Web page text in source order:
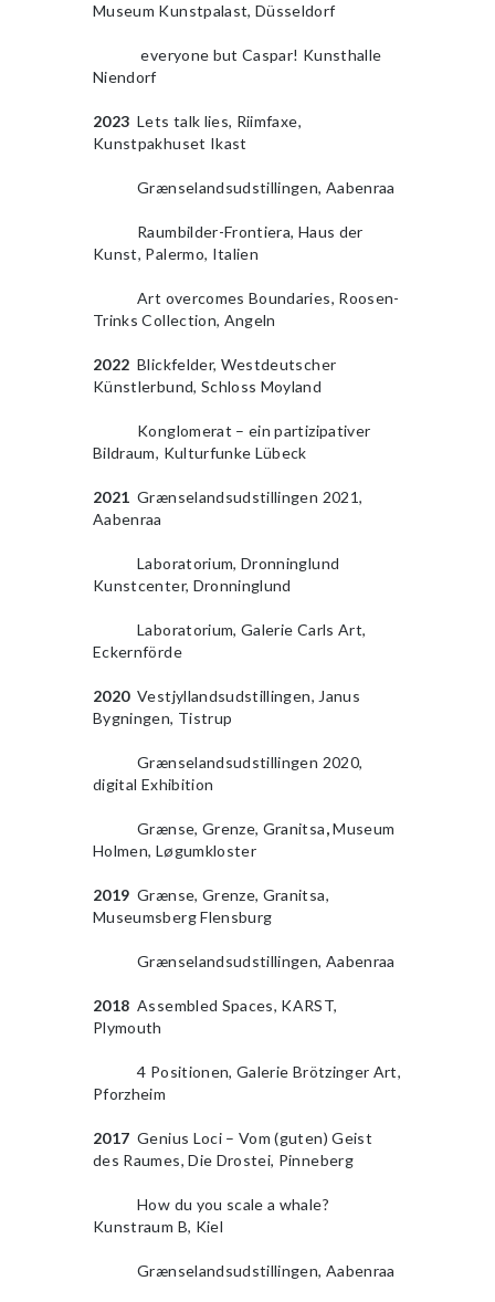
Museum Kunstpalast, Düsseldorf
everyone but Caspar! Kunsthalle
Niendorf
2023 Lets talk lies, Riimfaxe,
Kunstpakhuset Ikast
Grænselandsudstillingen, Aabenraa
Raumbilder-Frontiera, Haus der
Kunst, Palermo, Italien
Art overcomes Boundaries, Roosen-
Trinks Collection, Angeln
2022 Blickfelder, Westdeutscher
Künstlerbund, Schloss Moyland
Konglomerat – ein partizipativer
Bildraum, Kulturfunke Lübeck
2021 Grænselandsudstillingen 2021,
Aabenraa
Laboratorium, Dronninglund
Kunstcenter, Dronninglund
Laboratorium, Galerie Carls Art,
Eckernförde
2020Vestjyllandsudstillingen, Janus
Bygningen, Tistrup
Grænselandsudstillingen 2020,
digital Exhibition
Grænse, Grenze, Granitsa,Museum
Holmen, Løgumkloster
2019 Grænse, Grenze, Granitsa,
Museumsberg Flensburg
Grænselandsudstillingen, Aabenraa
2018 Assembled Spaces, KARST,
Plymouth
4 Positionen, Galerie Brötzinger Art,
Pforzheim
2017 Genius Loci – Vom (guten) Geist
des Raumes, Die Drostei, Pinneberg
How du you scale a whale?
Kunstraum B, Kiel
Grænselandsudstillingen, Aabenraa